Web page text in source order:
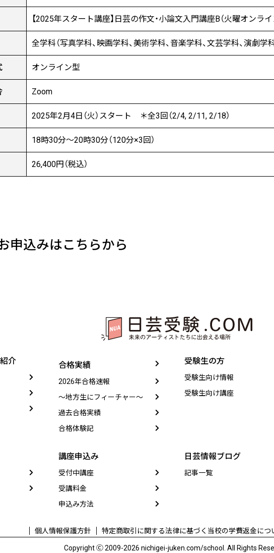
【2025年スタート講座】日芸の作文・小論文入門講座B（火曜オンライ
全学科（写真学科、映画学科、美術学科、音楽学科、文芸学科、演劇学
オンライン型
Zoom
2025年2月4日（火）スタート ＊全3回（2/4, 2/11, 2/18）
18時30分〜20時30分（120分×3回）
26,400円（税込）
申込みはこちらから
介 合格実績
2026年合格速報
〜地方生にフィーチャー〜
過去合格実績
合格体験記
受験生の方
受験生向け情報
受験生向け講座
講座申込み
受付中講座
受講料金
申込み方法
日芸情報ブログ
記事一覧
個人情報保護方針 特定商取引に関する法律に基づく 当校の学費返金につ
Copyright Ⓒ 2009-2026 nichigei-juken.com/school. All Rights